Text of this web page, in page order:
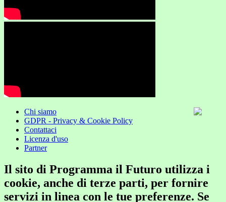
Chi siamo
GDPR - Privacy & Cookie Policy
Contattaci
Licenza d'uso
Partner
Il sito di Programma il Futuro utilizza i
cookie, anche di terze parti, per fornire
servizi in linea con le tue preferenze. Se